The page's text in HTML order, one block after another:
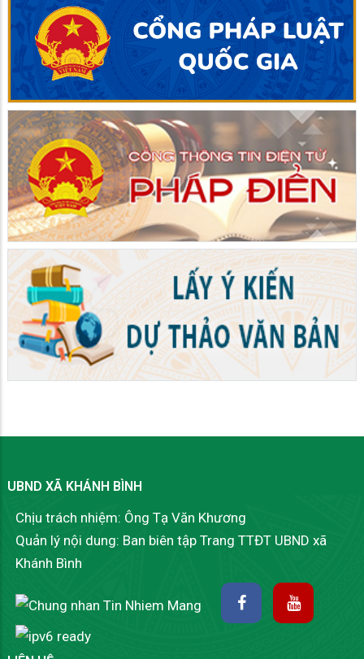
UBND XÃ KHÁNH BÌNH
Chịu trách nhiệm: Ông Tạ Văn Khương
Quản lý nội dung: Ban biên tập Trang TTĐT UBND xã
Khánh Bình